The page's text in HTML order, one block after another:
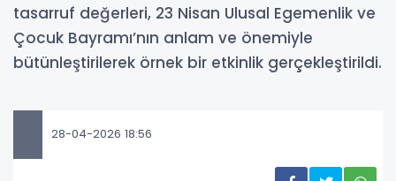
tasarruf değerleri, 23 Nisan Ulusal Egemenlik ve
Çocuk Bayramı’nın anlam ve önemiyle
bütünleştirilerek örnek bir etkinlik gerçekleştirildi.
28-04-2026 18:56